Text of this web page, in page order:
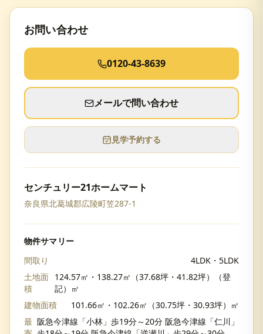
お問い合わせ
0120-43-8639
メールで問い合わせ
見学予約する
センチュリー21ホームマート
奈良県北葛城郡広陵町笠287-1
物件サマリー
間取り
4LDK・5LDK
土地面
積
124.57㎡・138.27㎡（37.68坪・41.82坪）（登
記）㎡
建物面積
101.66㎡・102.26㎡（30.75坪・30.93坪）㎡
最 阪急今津線「小林」歩19分～20分 阪急今津線「仁川」